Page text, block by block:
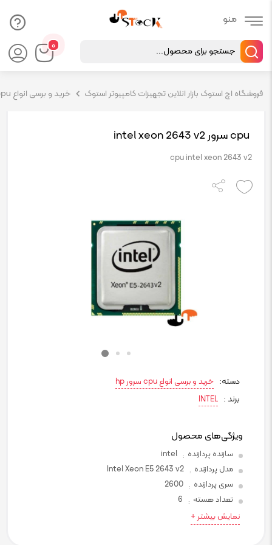
۰
Products
search
فروشگاه اچ استوک بازار انلاین تجهیزات کامپیوتر استوک خرید و برسی انواع cpu سرور hp
cpu intel xeon 2643 v2
دسته: خرید و برسی انواع cpu سرور hp
برند : INTEL
ویژگی‌های محصول
سازنده پردازنده :
intel
مدل پردازنده :
Intel Xeon E5 2643 v2
سری پردازنده :
2600
تعداد هسته :
6
نمایش بیشتر +